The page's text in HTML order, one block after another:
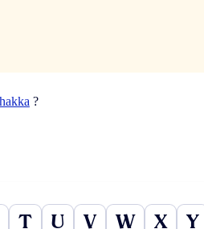
hakka ?
T U V W X Y